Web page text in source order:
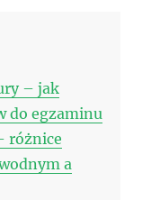
– jak
do egzaminu
różnice
a